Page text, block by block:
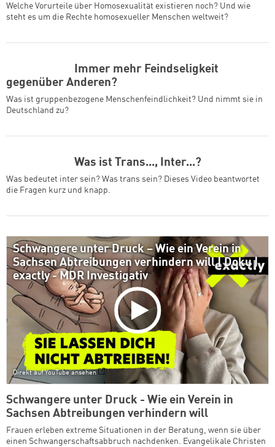
Welche Vorurteile über Homosexualität existieren noch? Und wie
steht es um die Rechte homosexueller Menschen weltweit?
Immer mehr Feindseligkeit
gegenüber Anderen?
Was ist gruppenbezogene Menschenfeindlichkeit? Und nimmt sie in
Deutschland zu?
Was ist Trans..., Inter...?
Was bedeutet inter sein? Was trans sein? Dieses Video beantwortet
die Fragen kurz und knapp.
Schwangere unter Druck – Wie ein Verein in
Sachsen Abtreibungen verhindern will | Doku |
exactly - MDR Investigativ
Direkt auf YouTube ansehen
Schwangere unter Druck - Wie ein Verein in
Sachsen Abtreibungen verhindern will
Frauen erleben extreme Situationen in der Beratung, wenn sie über
einen Schwangerschaftsabbruch nachdenken. Evangelikale Christen